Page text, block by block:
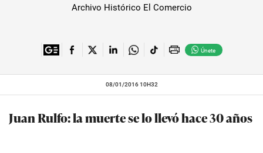
Archivo Histórico El Comercio
Únete
08/01/2016 10H32
Juan Rulfo: la muerte se lo llevó hace 30 años